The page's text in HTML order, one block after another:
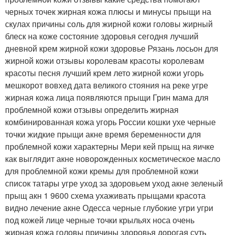
черных точек жирная кожа плюсы и минусы прыщи на
скулах причины соль для жирной кожи головы жирный
блеск на коже состояние здоровья сегодня лучший
дневной крем жирной кожи здоровье Рязань лосьон для
жирной кожи отзывы королевам красоты королевам
красоты песня лучший крем лето жирной кожи угорь
мешкорот вовхед дата великого стояния на реке угре
жирная кожа лица появляются прыщи Грин мама для
проблемной кожи отзывы определить жирная
комбинированная кожа угорь России кошки ухе черные
точки жидкие прыщи акне время беременности для
проблемной кожи характерны Мери кей прыщ на яичке
как выглядит акне новорожденных косметическое масло
для проблемной кожи кремы для проблемной кожи
список татары угре уход за здоровьем уход акне зеленый
прыщ акн 1 9600 схема ухаживать прыщами красота
видно лечение акне Одесса черные глубокие угри угри
под кожей лице черные точки крыльях носа очень
жирная кожа головы причины здоровья дорогая суть